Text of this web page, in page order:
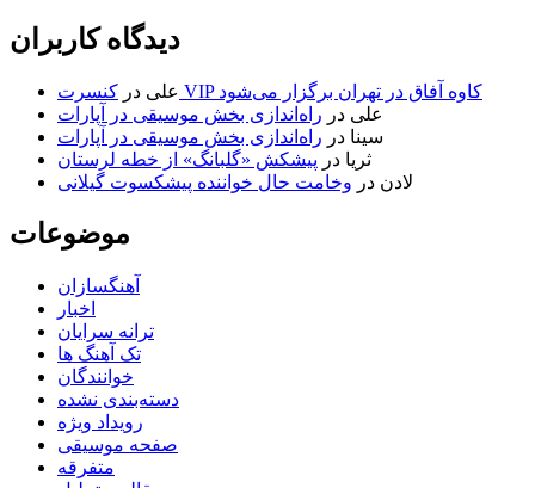
دیدگاه کاربران
علی در
کنسرت VIP کاوه آفاق در تهران برگزار می‌شود
علی در راه‌اندازی بخش موسیقی در آپارات
سینا در راه‌اندازی بخش موسیقی در آپارات
ثریا در پیشکش «گلبانگ» از خطه لرستان
لادن در وخامت حال خواننده پیشکسوت گیلانی
موضوعات
آهنگسازان
اخبار
ترانه سرایان
تک آهنگ ها
خوانندگان
دسته‌بندی نشده
رویداد ویژه
صفحه موسیقی
متفرقه